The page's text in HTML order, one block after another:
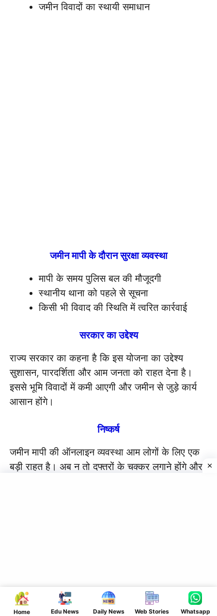
Home Edu News Daily News Web Stories Whatsapp
जमीन विवादों का स्थायी समाधान
जमीन मापी के दौरान सुरक्षा व्यवस्था
मापी के समय पुलिस बल की मौजूदगी
स्थानीय थाना को पहले से सूचना
किसी भी विवाद की स्थिति में त्वरित कार्रवाई
सरकार का उद्देश्य
राज्य सरकार का कहना है कि इस योजना का उद्देश्य
सुशासन, पारदर्शिता और आम जनता को राहत देना है।
इससे भूमि विवादों में कमी आएगी और जमीन से जुड़े कार्य
आसान होंगे।
निष्कर्ष
जमीन मापी की ऑनलाइन व्यवस्था आम लोगों के लिए एक
बड़ी राहत है। अब न तो दफ्तरों के चक्कर लगाने होंगे और
Arattai Group Join CLICK HERE